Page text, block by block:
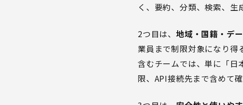
く、要約、分類、検索、生
2つ目は、 地域・国籍・デ
業員まで制限対象になり得
含むチームでは、単に「日
限、API接続先まで含めて